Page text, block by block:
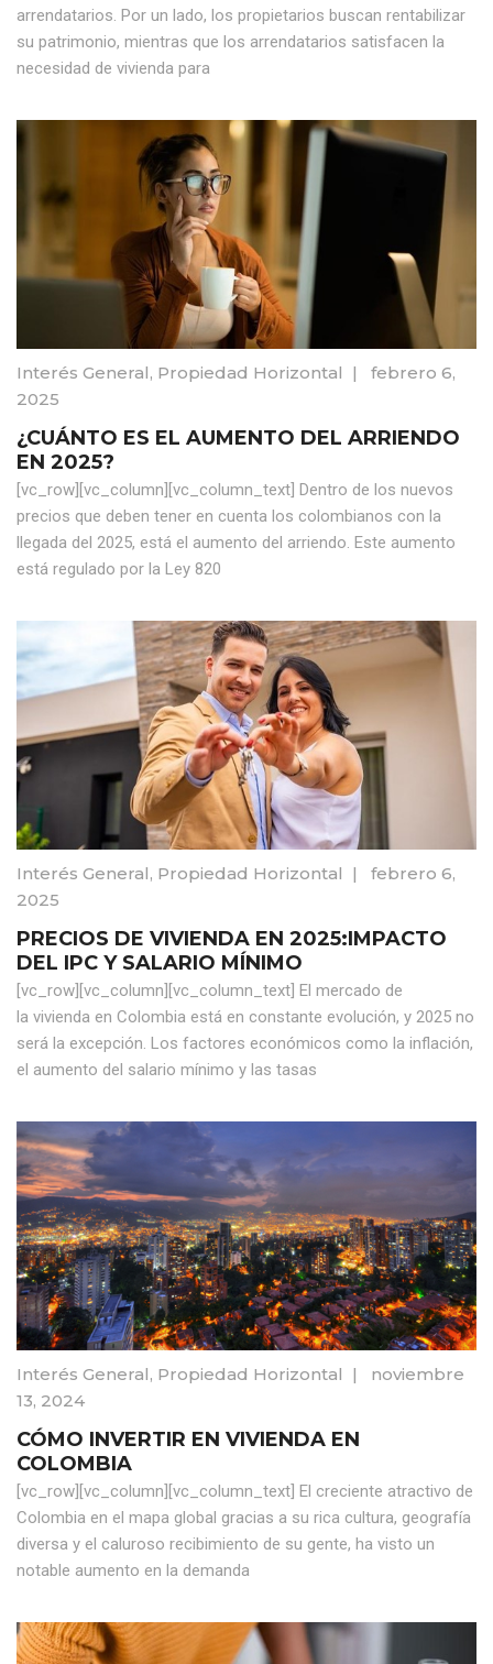
arrendatarios. Por un lado, los propietarios buscan rentabilizar
su patrimonio, mientras que los arrendatarios satisfacen la
necesidad de vivienda para
Interés General, Propiedad Horizontal | febrero 6,
2025
¿CUÁNTO ES EL AUMENTO DEL ARRIENDO
EN 2025?
[vc_row][vc_column][vc_column_text] Dentro de los nuevos
precios que deben tener en cuenta los colombianos con la
llegada del 2025, está el aumento del arriendo. Este aumento
está regulado por la Ley 820
Interés General, Propiedad Horizontal | febrero 6,
2025
PRECIOS DE VIVIENDA EN 2025:IMPACTO
DEL IPC Y SALARIO MÍNIMO
[vc_row][vc_column][vc_column_text] El mercado de
la vivienda en Colombia está en constante evolución, y 2025 no
será la excepción. Los factores económicos como la inflación,
el aumento del salario mínimo y las tasas
Interés General, Propiedad Horizontal | noviembre
13, 2024
CÓMO INVERTIR EN VIVIENDA EN
COLOMBIA
[vc_row][vc_column][vc_column_text] El creciente atractivo de
Colombia en el mapa global gracias a su rica cultura, geografía
diversa y el caluroso recibimiento de su gente, ha visto un
notable aumento en la demanda